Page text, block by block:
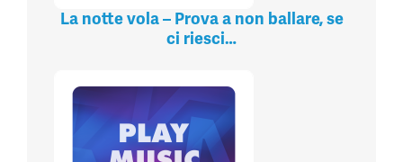
La notte vola – Prova a non ballare, se
ci riesci…